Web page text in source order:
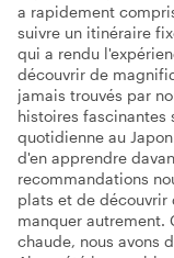
a rapidement
suivre un itinéraire
qui a rendu
découvrir de
jamais trouvés par
histoires
quotidienne au
d'en apprendre
recommandations
plats et de découvrir
manquer autrement.
chaude, nous avons